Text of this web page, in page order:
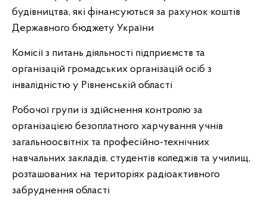
будівництва, які фінансуються за рахунок коштів
Державного бюджету України
Комісії з питань діяльності підприємств та
організацій громадських організацій осіб з
інвалідністю у Рівненській області
Робочої групи із здійснення контролю за
організацією безоплатного харчування учнів
загальноосвітніх та професійно-технічних
навчальних закладів, студентів коледжів та училищ,
розташованих на територіях радіоактивного
забруднення області